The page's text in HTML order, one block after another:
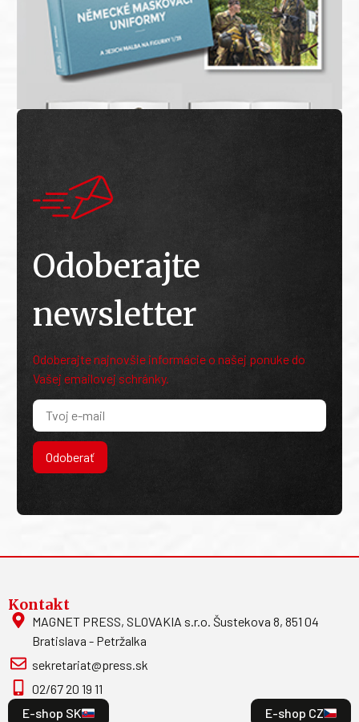
Odoberajte
newsletter
Odoberajte najnovšie informácie o našej ponuke do
Vašej emailovej schránky.
Odoberať
Kontakt
MAGNET PRESS, SLOVAKIA s.r.o. Šustekova 8, 851 04
Bratislava - Petržalka
sekretariat@press.sk
02/67 20 19 11
E-shop SK
E-shop CZ